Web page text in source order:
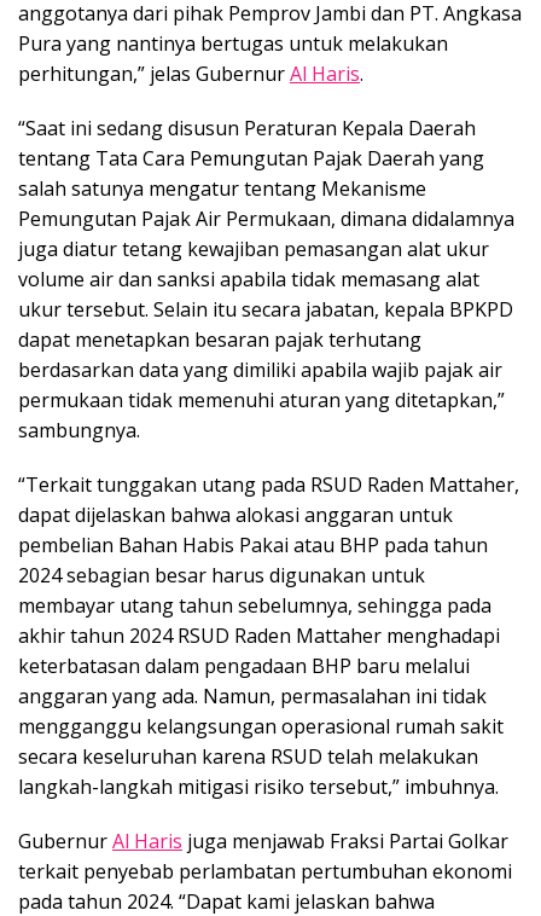
anggotanya dari pihak Pemprov Jambi dan PT. Angkasa
Pura yang nantinya bertugas untuk melakukan
perhitungan,” jelas GubernurAl Haris.
“Saat ini sedang disusun Peraturan Kepala Daerah
tentang Tata Cara Pemungutan Pajak Daerah yang
salah satunya mengatur tentang Mekanisme
Pemungutan Pajak Air Permukaan, dimana didalamnya
juga diatur tetang kewajiban pemasangan alat ukur
volume air dan sanksi apabila tidak memasang alat
ukur tersebut. Selain itu secara jabatan, kepala BPKPD
dapat menetapkan besaran pajak terhutang
berdasarkan data yang dimiliki apabila wajib pajak air
permukaan tidak memenuhi aturan yang ditetapkan,”
sambungnya.
“Terkait tunggakan utang pada RSUD Raden Mattaher,
dapat dijelaskan bahwa alokasi anggaran untuk
pembelian Bahan Habis Pakai atau BHP pada tahun
2024 sebagian besar harus digunakan untuk
membayar utang tahun sebelumnya, sehingga pada
akhir tahun 2024 RSUD Raden Mattaher menghadapi
keterbatasan dalam pengadaan BHP baru melalui
anggaran yang ada. Namun, permasalahan ini tidak
mengganggu kelangsungan operasional rumah sakit
secara keseluruhan karena RSUD telah melakukan
langkah-langkah mitigasi risiko tersebut,” imbuhnya.
GubernurAl Haris juga menjawab Fraksi Partai Golkar
terkait penyebab perlambatan pertumbuhan ekonomi
pada tahun 2024. “Dapat kami jelaskan bahwa